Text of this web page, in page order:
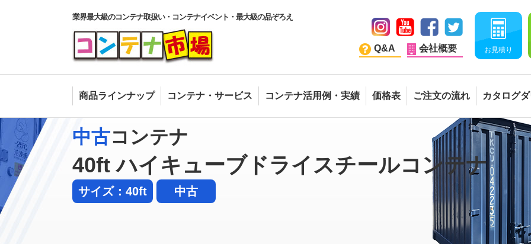
業界最大級のコンテナ取扱い・コンテナイベント・最大級の品ぞろえ
Q&A 会社概要 お見積り
商品ラインナップ コンテナ・サービス コンテナ活用例・実績 価格表 ご注文の流れ カタログ
中古コンテナ
40ft ハイキューブドライスチールコンテナ
サイズ：40ft 中古